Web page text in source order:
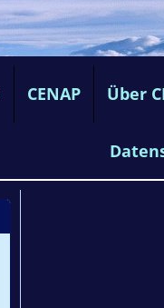
CENAP Über